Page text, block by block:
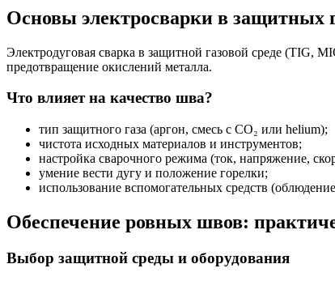
Основы электросварки в
Электродуговая сварка в защитной газовой среде (TIG,
предотвращение окислений металла.
Что влияет на качество шва?
тип защитного газа (аргон, смесь с CO₂ или helium);
чистота исходных материалов и инструментов;
настройка сварочного режима (ток, напряжение,
умение вести дугу и положение горелки;
использование вспомогательных средств
Обеспечение ровных швов:
Выбор защитной среды и оборудования